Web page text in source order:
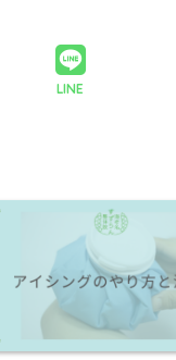
LINE